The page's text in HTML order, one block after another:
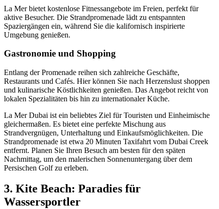
La Mer bietet kostenlose Fitnessangebote im Freien, perfekt für
aktive Besucher. Die Strandpromenade lädt zu entspannten
Spaziergängen ein, während Sie die kalifornisch inspirierte
Umgebung genießen.
Gastronomie und Shopping
Entlang der Promenade reihen sich zahlreiche Geschäfte,
Restaurants und Cafés. Hier können Sie nach Herzenslust shoppen
und kulinarische Köstlichkeiten genießen. Das Angebot reicht von
lokalen Spezialitäten bis hin zu internationaler Küche.
La Mer Dubai ist ein beliebtes Ziel für Touristen und Einheimische
gleichermaßen. Es bietet eine perfekte Mischung aus
Strandvergnügen, Unterhaltung und Einkaufsmöglichkeiten. Die
Strandpromenade ist etwa 20 Minuten Taxifahrt vom Dubai Creek
entfernt. Planen Sie Ihren Besuch am besten für den späten
Nachmittag, um den malerischen Sonnenuntergang über dem
Persischen Golf zu erleben.
3. Kite Beach: Paradies für
Wassersportler